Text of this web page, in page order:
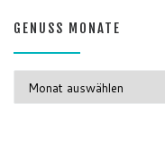
GENUSS MONATE